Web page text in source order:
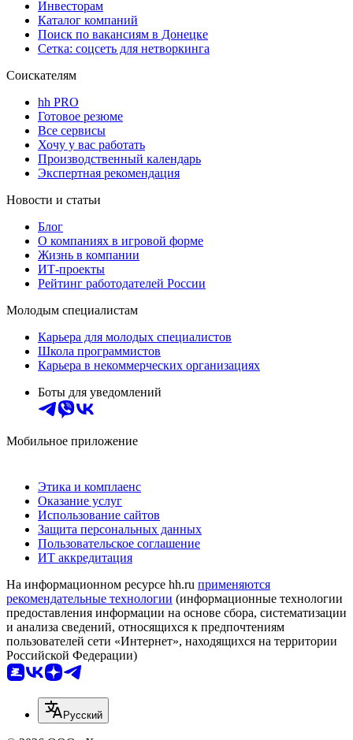
Инвесторам
Каталог компаний
Поиск по вакансиям в Донецке
Сетка: соцсеть для нетворкинга
Соискателям
hh PRO
Готовое резюме
Все сервисы
Хочу у вас работать
Производственный календарь
Экспертная рекомендация
Новости и статьи
Блог
О компаниях в игровой форме
Жизнь в компании
ИТ-проекты
Рейтинг работодателей России
Молодым специалистам
Карьера для молодых специалистов
Школа программистов
Карьера в некоммерческих организациях
Боты для уведомлений
Мобильное приложение
Этика и комплаенс
Оказание услуг
Использование сайтов
Защита персональных данных
Пользовательское соглашение
ИТ аккредитация
На информационном ресурсе hh.ru применяются
рекомендательные технологии (информационные технологии
предоставления информации на основе сбора, систематизации
и анализа сведений, относящихся к предпочтениям
пользователей сети «Интернет», находящихся на территории
Российской Федерации)
Русский